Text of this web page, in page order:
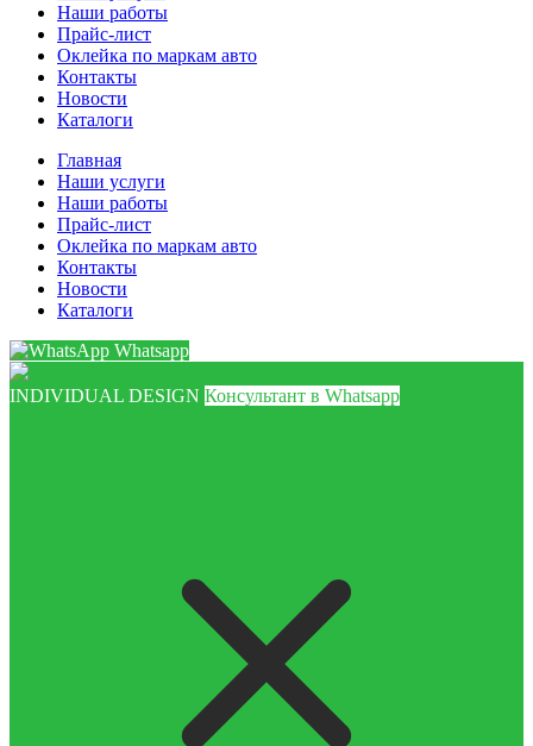
Наши работы
Прайс-лист
Оклейка по маркам авто
Контакты
Новости
Каталоги
Главная
Наши услуги
Наши работы
Прайс-лист
Оклейка по маркам авто
Контакты
Новости
Каталоги
Whatsapp
INDIVIDUAL DESIGN Консультант в Whatsapp